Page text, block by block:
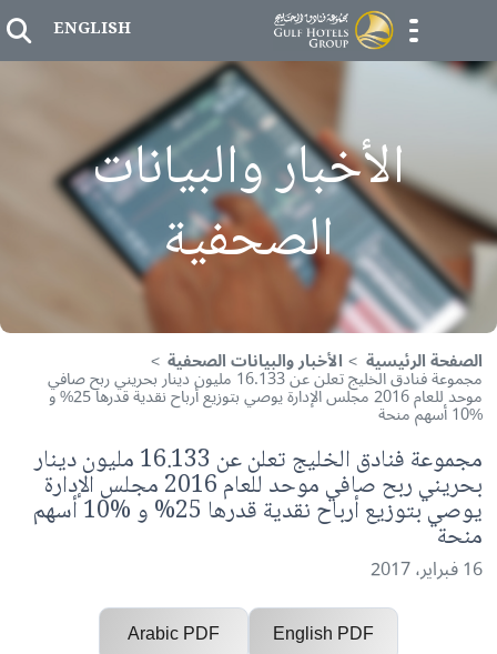
menu opener
ENGLISH
الأخبار والبيانات
الصحفية
الرئيسية الأخبار والبيانات الصحفية
‏مجموعة فنادق الخليج تعلن عن 16.133 مليون دينار بحريني ربح صافي
‏مجموعة فنادق الخليج تعلن عن 16.133 مليون دينار